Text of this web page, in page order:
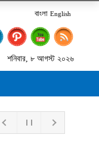
বাংলা English
শনিবার, ৮ আগস্ট ২০২৬